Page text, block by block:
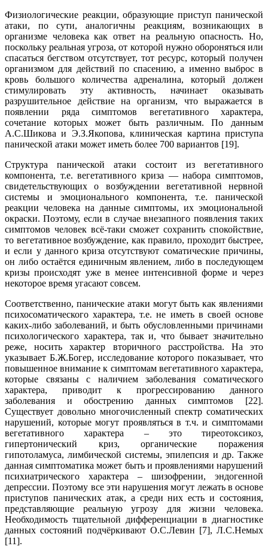
Физиологические реакции, образующие приступ панической
атаки, по сути, аналогичны реакциям, возникающих в
организме человека как ответ на реальную опасность. Но,
поскольку реальная угроза, от которой нужно обороняться или
спасаться бегством отсутствует, тот ресурс, который получен
организмом для действий по спасению, а именно выброс в
кровь большого количества адреналина, который должен
стимулировать эту активность, начинает оказывать
разрушительное действие на организм, что выражается в
появлении ряда симптомов вегетативного характера,
сочетание которых может быть различным. По данным
А.С.Шикова и Э.З.Якопова, клиническая картина приступа
панической атаки может иметь более 700 вариантов [19].
Структура панической атаки состоит из вегетативного
компонента, т.е. вегетативного криза — набора симптомов,
свидетельствующих о возбуждении вегетативной нервной
системы и эмоционального компонента, т.е. панической
реакции человека на данные симптомы, их эмоциональной
окраски. Поэтому, если в случае внезапного появления таких
симптомов человек всё-таки сможет сохранить спокойствие,
то вегетативное возбуждение, как правило, проходит быстрее,
и если у данного криза отсутствуют соматические причины,
он либо остаётся единичным явлением, либо в последующем
кризы происходят уже в менее интенсивной форме и через
некоторое время угасают совсем.
Соответственно, панические атаки могут быть как явлениями
психосоматического характера, т.е. не иметь в своей основе
каких-либо заболеваний, и быть обусловленными причинами
психологического характера, так и, что бывает значительно
реже, носить характер вторичного расстройства. На это
указывает Б.Ж.Богер, исследование которого показывает, что
повышенное внимание к симптомам вегетативного характера,
которые связаны с наличием заболевания соматического
характера, приводит к прогрессированию данного
заболевания и обострению данных симптомов [22].
Существует довольно многочисленный спектр соматических
нарушений, которые могут проявляться в т.ч. и симптомами
вегетативного характера – это тиреотоксикоз,
гипертонический криз, органические поражения
гипотоламуса, лимбической системы, эпилепсия и др. Также
данная симптоматика может быть и проявлениями нарушений
психиатрического характера – шизофрении, эндогенной
депрессии. Поэтому все эти нарушения могут лежать в основе
приступов панических атак, а среди них есть и состояния,
представляющие реальную угрозу для жизни человека.
Необходимость тщательной дифференциации в диагностике
данных состояний подчёркивают О.С.Левин [7], Л.С.Немых
[11].